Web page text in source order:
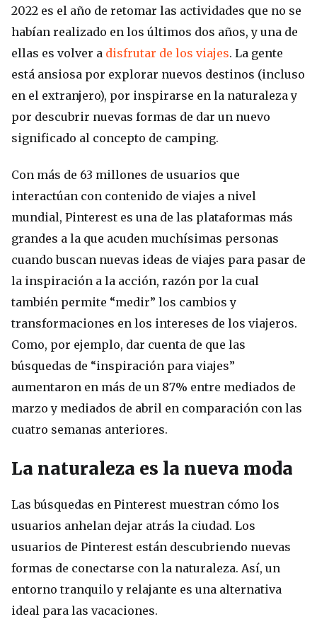
2022 es el año de retomar las actividades que no se
habían realizado en los últimos dos años, y una de
ellas es volver a disfrutar de los viajes. La gente
está ansiosa por explorar nuevos destinos (incluso
en el extranjero), por inspirarse en la naturaleza y
por descubrir nuevas formas de dar un nuevo
significado al concepto de camping.
Con más de 63 millones de usuarios que
interactúan con contenido de viajes a nivel
mundial, Pinterest es una de las plataformas más
grandes a la que acuden muchísimas personas
cuando buscan nuevas ideas de viajes para pasar de
la inspiración a la acción, razón por la cual
también permite “medir” los cambios y
transformaciones en los intereses de los viajeros.
Como, por ejemplo, dar cuenta de que las
búsquedas de “inspiración para viajes”
aumentaron en más de un 87% entre mediados de
marzo y mediados de abril en comparación con las
cuatro semanas anteriores.
La naturaleza es la nueva moda
Las búsquedas en Pinterest muestran cómo los
usuarios anhelan dejar atrás la ciudad. Los
usuarios de Pinterest están descubriendo nuevas
formas de conectarse con la naturaleza. Así, un
entorno tranquilo y relajante es una alternativa
ideal para las vacaciones.